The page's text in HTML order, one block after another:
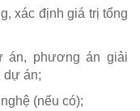
xác định giá trị tổng
án, phương án giải
dự án;
(nếu có);